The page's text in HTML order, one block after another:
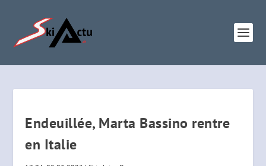
Endeuillée, Marta Bassino rentre
en Italie